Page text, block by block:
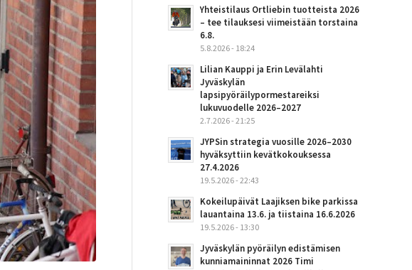
Yhteistilaus Ortliebin tuotteista 2026
– tee tilauksesi viimeistään torstaina
6.8.
5.8.2026 - 18:24
Lilian Kauppi ja Erin Levälahti
Jyväskylän
lapsipyöräilypormestareiksi
lukuvuodelle 2026–2027
2.7.2026 - 21:25
JYPSin strategia vuosille 2026–2030
hyväksyttiin kevätkokouksessa
27.4.2026
19.5.2026 - 22:43
Kokeilupäivät Laajiksen bike parkissa
lauantaina 13.6. ja tiistaina 16.6.2026
19.5.2026 - 13:30
Jyväskylän pyöräilyn edistämisen
kunniamaininnat 2026 Timi